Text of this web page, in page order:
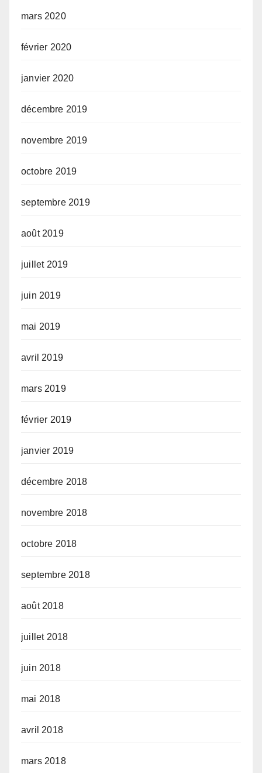
mars 2020
février 2020
janvier 2020
décembre 2019
novembre 2019
octobre 2019
septembre 2019
août 2019
juillet 2019
juin 2019
mai 2019
avril 2019
mars 2019
février 2019
janvier 2019
décembre 2018
novembre 2018
octobre 2018
septembre 2018
août 2018
juillet 2018
juin 2018
mai 2018
avril 2018
mars 2018